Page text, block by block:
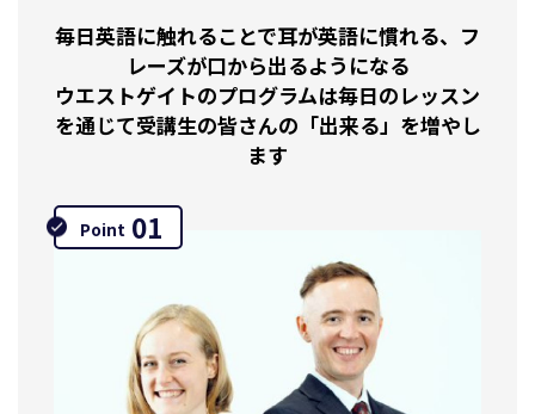
毎日英語に触れることで耳が英語に慣れる、フ
レーズが口から出るようになる
ウエストゲイトのプログラムは毎日のレッスン
を通じて受講生の皆さんの「出来る」を増やし
ます
Point 01